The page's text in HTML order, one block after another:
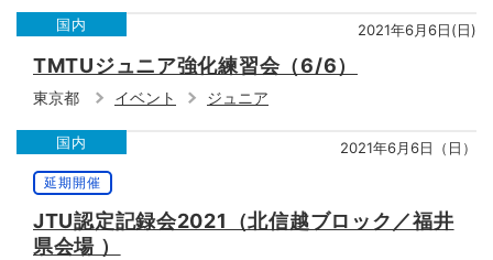
国内 2021年6月6日(日)
TMTUジュニア強化練習会（6/6）
東京都 イベント ジュニア
国内
延期開催
2021年6月6日（日）
JTU認定記録会2021（北信越ブロック／福井
県会場 ）